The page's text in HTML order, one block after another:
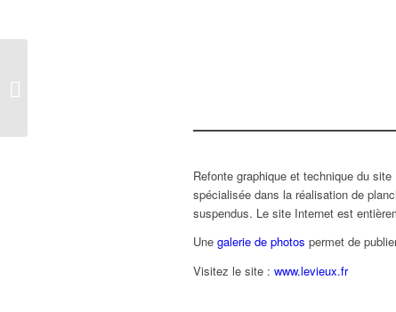
Refonte graphique et technique du
spécialisée dans la réalisation de
suspendus. Le site Internet est
Une galerie de photos permet de
Visitez le site : www.levieux.fr